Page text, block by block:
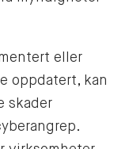
eller
oppdatert, kan
skader